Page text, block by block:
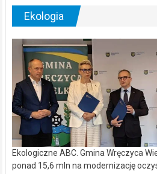
Ekologia
Ekologiczne ABC. Gmina Wręczyca
ponad 15,6 mln na modernizację